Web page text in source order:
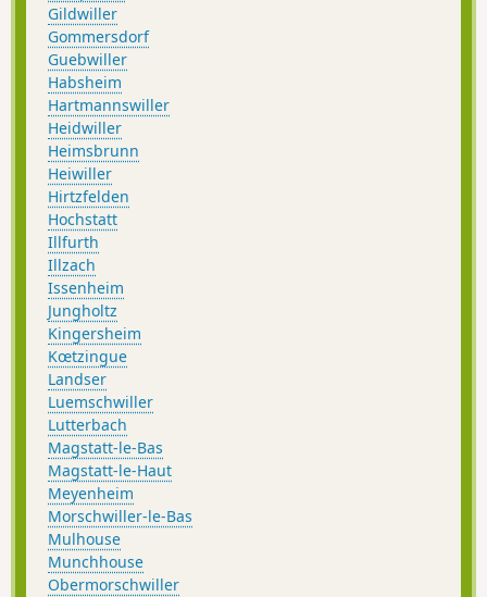
Gildwiller
Gommersdorf
Guebwiller
Habsheim
Hartmannswiller
Heidwiller
Heimsbrunn
Heiwiller
Hirtzfelden
Hochstatt
Illfurth
Illzach
Issenheim
Jungholtz
Kingersheim
Kœtzingue
Landser
Luemschwiller
Lutterbach
Magstatt-le-Bas
Magstatt-le-Haut
Meyenheim
Morschwiller-le-Bas
Mulhouse
Munchhouse
Obermorschwiller